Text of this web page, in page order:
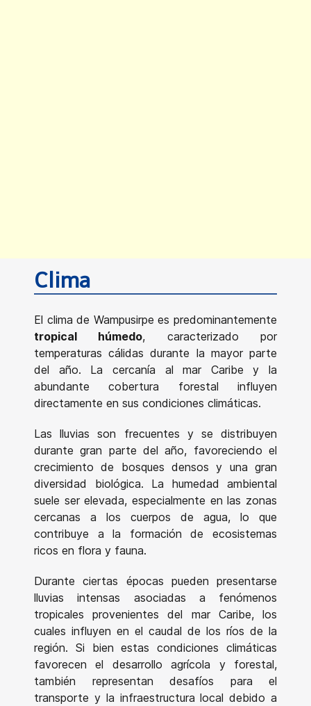
Clima
El clima de Wampusirpe es predominantemente
tropical húmedo, caracterizado por
temperaturas cálidas durante la mayor parte
del año. La cercanía al mar Caribe y la
abundante cobertura forestal influyen
directamente en sus condiciones climáticas.
Las lluvias son frecuentes y se distribuyen
durante gran parte del año, favoreciendo el
crecimiento de bosques densos y una gran
diversidad biológica. La humedad ambiental
suele ser elevada, especialmente en las zonas
cercanas a los cuerpos de agua, lo que
contribuye a la formación de ecosistemas
ricos en flora y fauna.
Durante ciertas épocas pueden presentarse
lluvias intensas asociadas a fenómenos
tropicales provenientes del mar Caribe, los
cuales influyen en el caudal de los ríos de la
región. Si bien estas condiciones climáticas
favorecen el desarrollo agrícola y forestal,
también representan desafíos para el
transporte y la infraestructura local debido a